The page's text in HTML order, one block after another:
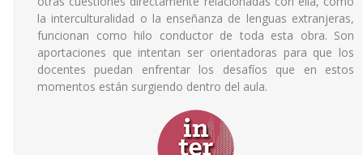
la interculturalidad o la enseñanza de lenguas extranjeras,
funcionan como hilo conductor de toda esta obra. Son
aportaciones que intentan ser orientadoras para que los
docentes puedan enfrentar los desafíos que en estos
momentos están surgiendo dentro del aula.